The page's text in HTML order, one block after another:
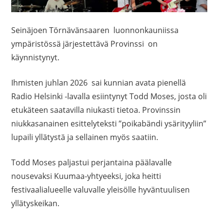
Seinäjoen Törnävänsaaren luonnonkauniissa
ympäristössä järjestettävä Provinssi on
käynnistynyt.
Ihmisten juhlan 2026 sai kunnian avata pienellä
Radio Helsinki -lavalla esiintynyt Todd Moses, josta oli
etukäteen saatavilla niukasti tietoa. Provinssin
niukkasanainen esittelyteksti ”poikabändi ysärityyliin”
lupaili yllätystä ja sellainen myös saatiin.
Todd Moses paljastui perjantaina päälavalle
nousevaksi Kuumaa-yhtyeeksi, joka heitti
festivaalialueelle valuvalle yleisölle hyväntuulisen
yllätyskeikan.